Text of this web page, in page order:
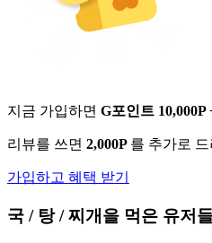
지금 가입하면 G포인트
리뷰를 쓰면 2,000P 를 추가로
가입하고 혜택 받기
국 / 탕 / 찌개 을 먹은 유저